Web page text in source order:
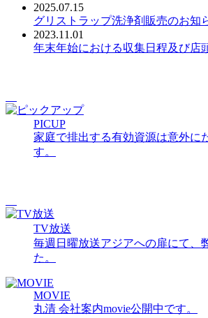
2025.07.15
グリストラップ洗浄剤販売のお知
2023.11.01
年末年始における収集日程及び店
PICUP
家庭で排出する有効資源は意外に
す。
TV放送
毎週日曜放送アジアへの扉にて、
た。
MOVIE
丸清 会社案内movie公開中です。